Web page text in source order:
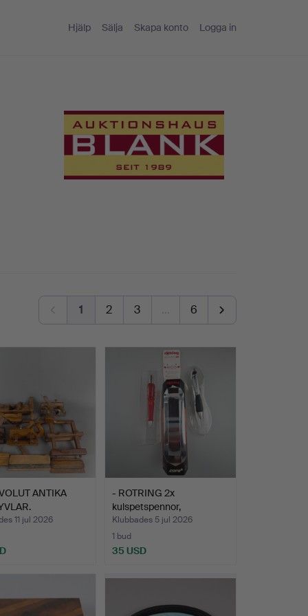
Hjälp Sälja Skapa konto Logga in
1 2 3 … 6
ANTIKA
11 jul 2026
- ROTRING 2x
kulspetspennor,
läderplånbok.
Klubbades 5 jul 2026
1 bud
35 USD